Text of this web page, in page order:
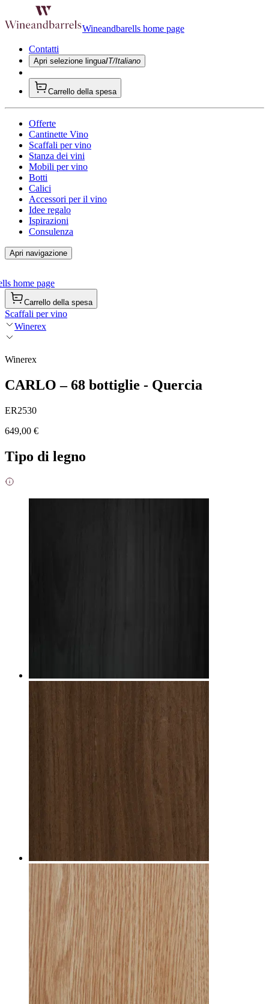
Wineandbarells home page
Contatti
Apri selezione linguaIT/Italiano
Carrello della spesa
Offerte
Cantinette Vino
Scaffali per vino
Stanza dei vini
Mobili per vino
Botti
Calici
Accessori per il vino
Idee regalo
Ispirazioni
Consulenza
Apri navigazione
home page
Carrello della spesa
Scaffali per vino
Winerex
Winerex
CARLO – 68 bottiglie - Quercia
ER2530
649,00 €
Tipo di legno